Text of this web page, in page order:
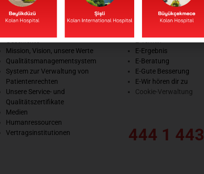
Corporate
Mission, Vision, unsere Werte
Qualitätsmanagementsystem
System zur Verwaltung von
Patientenrechten
Unsere Service- und
Qualitätszertifikate
Medien
Humanressourcen
Vertragsinstitutionen
Online-Prozesse
E-Ergebnis
E-Beratung
E-Gute Besserung
E-Wir hören dir zu
Cookie-Verwaltung
444 1 443